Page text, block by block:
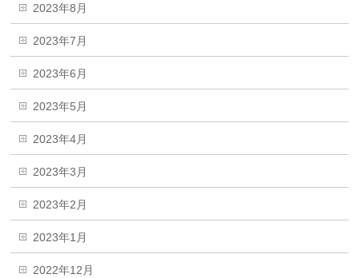
2023年8月
2023年7月
2023年6月
2023年5月
2023年4月
2023年3月
2023年2月
2023年1月
2022年12月